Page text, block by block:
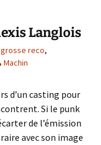
Langlois
grosse reco,
Machin
d’un casting pour
Si le punk
de l’émission
avec son image